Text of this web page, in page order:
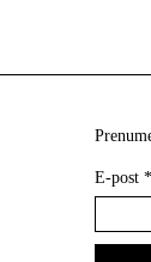
E-post *